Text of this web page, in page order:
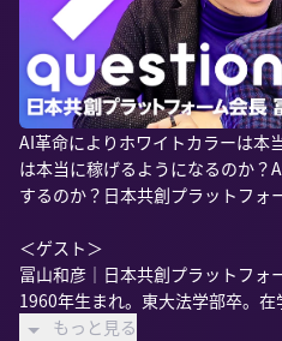
AI革命によりホワイトカラーは本
は本当に稼げるようになるのか？
するのか？日本共創プラットフォ
＜ゲスト＞
冨山和彦｜日本共創プラットフォ
1960年生まれ。東大法学部卒。
もっと見る